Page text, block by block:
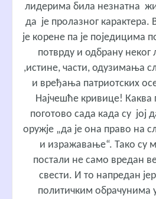
лидерима била незнатна
да је пролазног
је корене па је поједицима
потврду и одбрану неког
,истине, части, одузимања
и вређања патриотских
Најчешће кривице! Каква
поготово сада када су јој
оружје „да је она право
и изражавање“. Тако су
постали не само вредан
свести. И то напредан
политичким обрачунима